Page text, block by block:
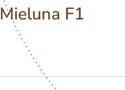
Mieluna F1